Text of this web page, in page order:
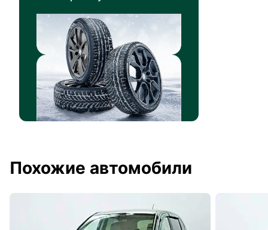
Похожие автомобили